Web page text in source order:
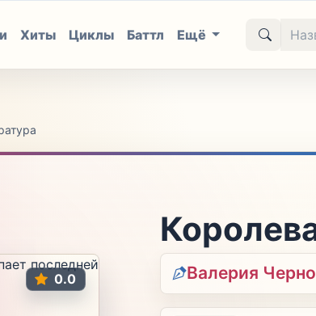
Хиты Циклы Баттл Ещё
0.0 Валерия